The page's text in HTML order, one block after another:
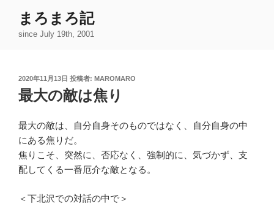
まろまろ記
since July 19th, 2001
投
稿
日:
2020年11月13日 投稿者: MAROMARO
最大の敵は焦り
最大の敵は、自分自身そのものではなく、自分自身の中
にある焦りだ。
焦りこそ、突然に、否応なく、強制的に、気づかず、支
配してくる一番厄介な敵となる。
＜下北沢での対話の中で＞